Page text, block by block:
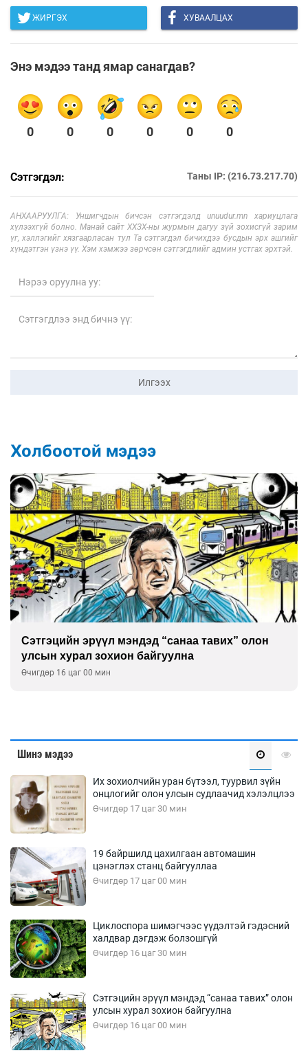
ЖИРГЭХ ХУВААЛЦАХ
Энэ мэдээ танд ямар санагдав?
0 0 0 0 0 0
Сэтгэгдэл: Таны IP: (216.73.217.70)
АНХААРУУЛГА: Уншигчдын бичсэн сэтгэгдэлд unuudur.mn хариуцлага
хүлээхгүй болно. Манай сайт ХХЗХ-ны журмын дагуу зүй зохисгүй зарим
үг, хэллэгийг хязгаарласан тул Та сэтгэгдэл бичихдээ бусдын эрх ашгийг
хүндэтгэн үзнэ үү. Хэм хэмжээ зөрчсөн сэтгэгдлийг админ устгах эрхтэй.
Илгээх
Холбоотой мэдээ
Сэтгэцийн эрүүл мэндэд “санаа тавих” олон
улсын хурал зохион байгуулна
Өчигдөр 16 цаг 00 мин
Шинэ мэдээ
Их зохиолчийн уран бүтээл, туурвил зүйн
онцлогийг олон улсын судлаачид хэлэлцлээ
Өчигдөр 17 цаг 30 мин
19 байршилд цахилгаан автомашин
цэнэглэх станц байгууллаа
Өчигдөр 17 цаг 00 мин
Циклоспора шимэгчээс үүдэлтэй гэдэсний
халдвар дэгдэж болзошгүй
Өчигдөр 16 цаг 30 мин
Сэтгэцийн эрүүл мэндэд “санаа тавих” олон
улсын хурал зохион байгуулна
Өчигдөр 16 цаг 00 мин